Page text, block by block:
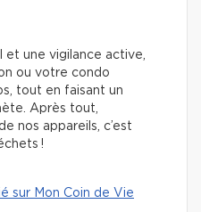
et une vigilance active,
ou votre condo
tout en faisant un
Après tout,
nos appareils, c’est
!
sur Mon Coin de Vie